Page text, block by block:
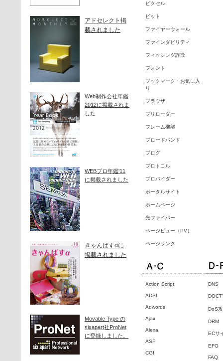
アドセレクト掲
載されました
Web制作会社年鑑
2012に掲載されま
した
WEBプロ年鑑'11
に掲載されました
きゃんばすαに
掲載されました
Movable Type の
sixapart社ProNet
に登録しました。
ピクセル
ビット
ファイヤーウォール
ファインダビリティ
フィッシング詐欺
フォント
ブックマーク・お気に入
り
ブラウザ
プリローダー
フレーム機能
ブロードバンド
ブログ
プロトコル
プロバイダー
ポータルサイト
ホームページ
光ファイバー
ページビュー（PV）
ページランク
Action Script
ADSL
Adwords
Ajax
Alexa
ASP
CGI
DNS
DoS
DRM
ECサ
EFO
FAQ